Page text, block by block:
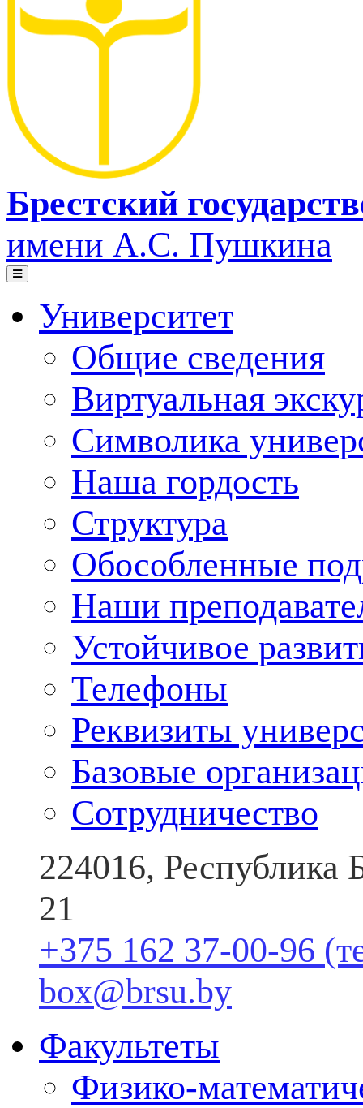
Брестский
имени А.С. Пушкина
Университет
Общие сведения
Виртуальная
Символика
Наша гордость
Структура
Обособленные
Наши
Устойчивое
Телефоны
Реквизиты
Базовые
Сотрудничество
224016, Республика
21
+375 162 37-00-96
box@brsu.by
Факультеты
Физико-